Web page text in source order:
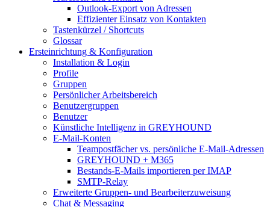
Outlook-Export von Adressen
Effizienter Einsatz von Kontakten
Tastenkürzel / Shortcuts
Glossar
Ersteinrichtung & Konfiguration
Installation & Login
Profile
Gruppen
Persönlicher Arbeitsbereich
Benutzergruppen
Benutzer
Künstliche Intelligenz in GREYHOUND
E-Mail-Konten
Teampostfächer vs. persönliche E-Mail-Adressen
GREYHOUND + M365
Bestands-E-Mails importieren per IMAP
SMTP-Relay
Erweiterte Gruppen- und Bearbeiterzuweisung
Chat & Messaging